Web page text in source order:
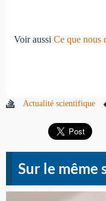
Voir aussi Ce que nous
Actualité scientifique
Sur le même